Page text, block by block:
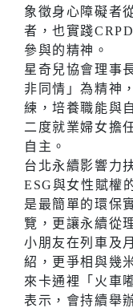
象徵身心障礙者
者，也實踐
參與的精神。
星奇兒協會理事
非同情」為精神
練，培養職能與
二度就業婦女擔
自主。
台北永續影響力
ESG與女性賦權
是最簡單的環保
覽，更讓永續從
小朋友在列車及
紹，更爭相與幾
來卡通裡「火車
表示，會持續舉